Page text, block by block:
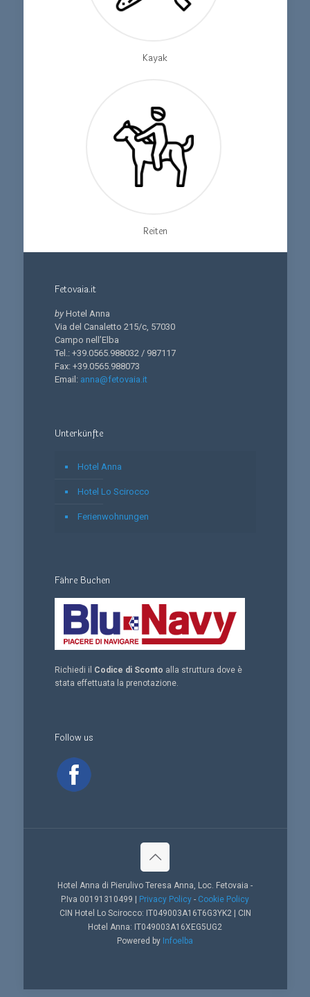
Kayak
Reiten
Fetovaia.it
by Hotel Anna
Via del Canaletto 215/c, 57030
Campo nell’Elba
Tel.: +39.0565.988032 / 987117
Fax: +39.0565.988073
Email: anna@fetovaia.it
Unterkünfte
Hotel Anna
Hotel Lo Scirocco
Ferienwohnungen
Fähre Buchen
Richiedi il Codice di Sconto alla struttura dove è
stata effettuata la prenotazione.
Follow us
Hotel Anna di Pierulivo Teresa Anna, Loc. Fetovaia -
P.Iva 00191310499 |
Privacy Policy - Cookie Policy
CIN Hotel Lo Scirocco: IT049003A16T6G3YK2 | CIN
Hotel Anna: IT049003A16XEG5UG2
Powered by Infoelba